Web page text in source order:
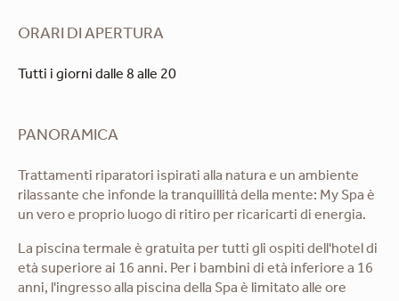
ORARI DI APERTURA
Tutti i giorni dalle 8 alle 20
PANORAMICA
Trattamenti riparatori ispirati alla natura e un ambiente
rilassante che infonde la tranquillità della mente: My Spa è
un vero e proprio luogo di ritiro per ricaricarti di energia.
La piscina termale è gratuita per tutti gli ospiti dell'hotel di
età superiore ai 16 anni. Per i bambini di età inferiore a 16
anni, l'ingresso alla piscina della Spa è limitato alle ore